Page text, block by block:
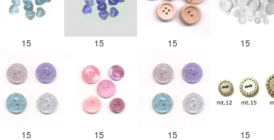
15 15 15 15
15 15 15 15